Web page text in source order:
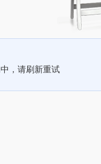
，请刷新重试